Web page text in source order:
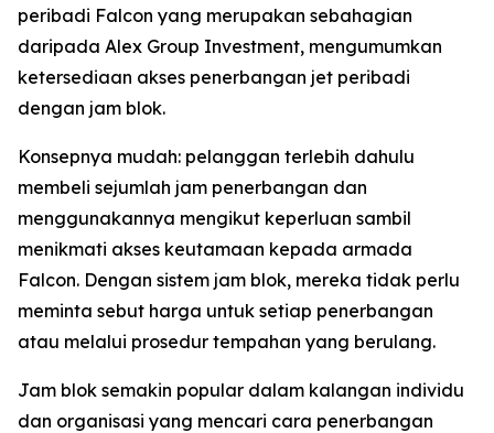
peribadi Falcon yang merupakan sebahagian
daripada Alex Group Investment, mengumumkan
ketersediaan akses penerbangan jet peribadi
dengan jam blok.
Konsepnya mudah: pelanggan terlebih dahulu
membeli sejumlah jam penerbangan dan
menggunakannya mengikut keperluan sambil
menikmati akses keutamaan kepada armada
Falcon. Dengan sistem jam blok, mereka tidak perlu
meminta sebut harga untuk setiap penerbangan
atau melalui prosedur tempahan yang berulang.
Jam blok semakin popular dalam kalangan individu
dan organisasi yang mencari cara penerbangan